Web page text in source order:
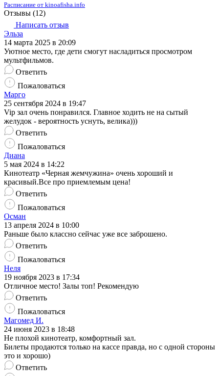
Расписание от kinoafisha.info
Отзывы (12)
Написать отзыв
Эльза
14 марта 2025 в 20:09
Уютное место, где дети смогут насладиться просмотром
мультфильмов.
Ответить
Пожаловаться
Марго
25 сентября 2024 в 19:47
Vip зал очень понравился. Главное ходить не на сытый
желудок - вероятность уснуть, велика)))
Ответить
Пожаловаться
Диана
5 мая 2024 в 14:22
Кинотеатр «Черная жемчужина» очень хороший и
красивый.Все про приемлемым цена!
Ответить
Пожаловаться
Осман
13 апреля 2024 в 10:00
Раньше было классно сейчас уже все заброшено.
Ответить
Пожаловаться
Неля
19 ноября 2023 в 17:34
Отличное место! Залы топ! Рекомендую
Ответить
Пожаловаться
Магомед И.
24 июня 2023 в 18:48
Не плохой кинотеатр, комфортный зал.
Билеты продаются только на кассе правда, но с одной стороны
это и хорошо)
Ответить